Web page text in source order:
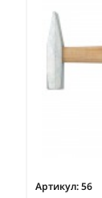
Артикул:56